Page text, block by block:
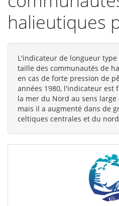
halieutiques
L'indicateur de longueur
taille des communautés de
en cas de forte pression de
années 1980, l'indicateur est
la mer du Nord au sens
mais il a augmenté dans de
celtiques centrales et du